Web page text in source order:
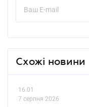
Схожі новини
16.01
7 серпня 2026